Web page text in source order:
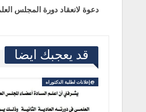
دعوة لانعقاد دورة المجلس العلمي يوم
قد يعجبك ايضا
@إعلانات لطلبة الدكتوراه